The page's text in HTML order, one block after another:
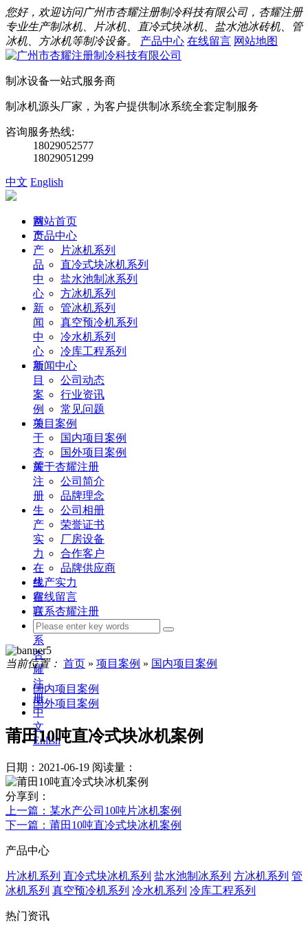
您好，欢迎访问广州市杏耀注册制冷科技有限公司，杏耀注册
专业生产制冰机、片冰机、直冷式块冰机、盐水池冰砖机、管
冰机、方冰机等制冷设备。
产品中心 在线留言 网站地图
制冰设备一站式服务商
制冰机源头厂家，为客户提供制冰系统全套定制服务
咨询服务热线:
18029052577
18029051299
中文 English
首
页
产
品
中
心
新
闻
中
心
项
目
案
例
关
于
杏
耀
注
册
生
产
实
力
在
线
留
言
联
系
杏
耀
注
册
中
文
Enlish
网站首页
产品中心
片冰机系列
直冷式块冰机系列
盐水池制冰系列
方冰机系列
管冰机系列
真空预冷机系列
冷水机系列
冷库工程系列
新闻中心
公司动态
行业资讯
常见问题
项目案例
国内项目案例
国外项目案例
关于杏耀注册
公司简介
品牌理念
公司相册
荣誉证书
厂房设备
合作客户
品牌供应商
生产实力
在线留言
联系杏耀注册
当前位置： 首页 » 项目案例 » 国内项目案例
国内项目案例
国外项目案例
莆田10吨直冷式块冰机案例
日期：2021-06-19 阅读量：
分享到：
上一篇 ：某水产公司10吨片冰机案例
下一篇 ：莆田10吨直冷式块冰机案例
产品中心
片冰机系列 直冷式块冰机系列 盐水池制冰系列 方冰机系列 管
冰机系列 真空预冷机系列 冷水机系列 冷库工程系列
热门资讯